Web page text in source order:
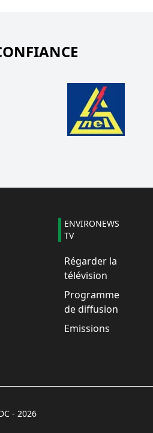
ENVIRONEWS
TV
Régarder la
télévision
Programme
de diffusion
Emissions
- 2026